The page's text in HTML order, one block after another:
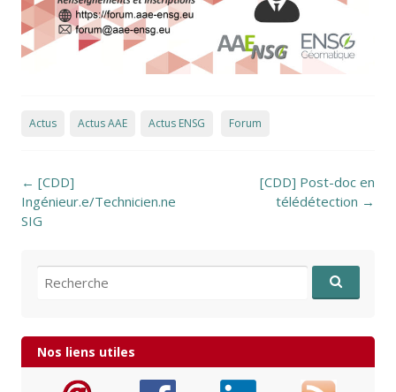
Actus Actus AAE Actus ENSG Forum
Post navigation
← [CDD]
Ingénieur.e/Technicien.ne
SIG
[CDD] Post-doc en
télédétection →
Recherche pour:
Nos liens utiles